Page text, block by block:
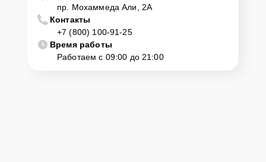
пр. Мохаммеда Али, 2А
Контакты
+7 (800) 100-91-25
Время работы
Работаем с 09:00 до 21:00